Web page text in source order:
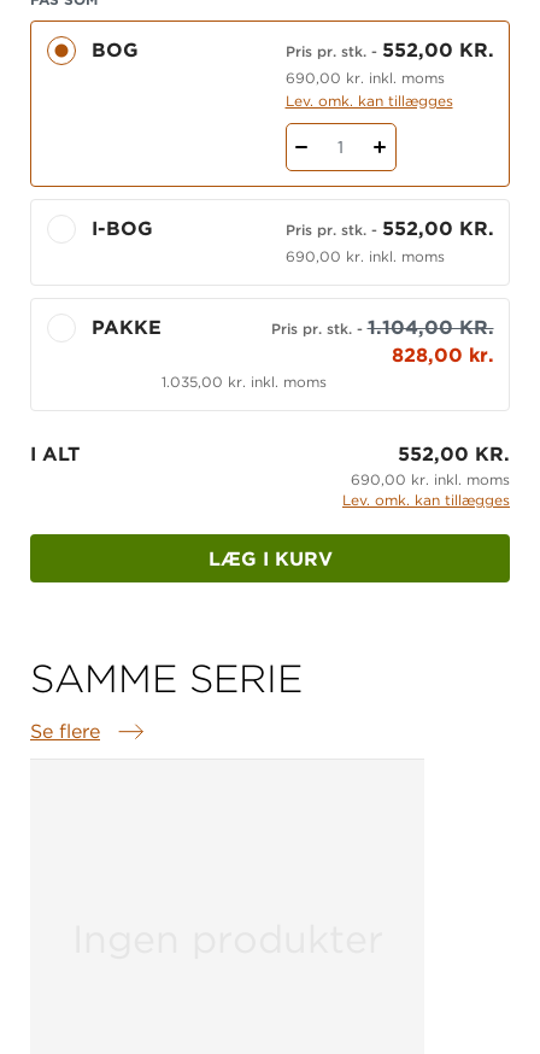
Det specialiserede voksenområde
Psykiatrisk sygepleje og socialpædagogiske
Recovery og recoveryorienteret rehabilitering
Psykoedukation
Sygdomslære vedr. de mest almindelige
psykiske sygdomme og udviklingshandicap.
også som iBog.
BOG Pris pr. stk.- 552,00 KR.
690,00 kr. inkl. moms
Lev. omk. kan tillægges
1
I-BOG Pris pr. stk.- 552,00 KR.
690,00 kr. inkl. moms
PAKKE Pris pr. stk.-1.104,00 KR.
828,00 kr.
1.035,00 kr. inkl. moms
I ALT 552,00 KR.
690,00 kr. inkl. moms
Lev. omk. kan tillægges
LÆG I KURV
SAMME SERIE
Se flere
Samme serie